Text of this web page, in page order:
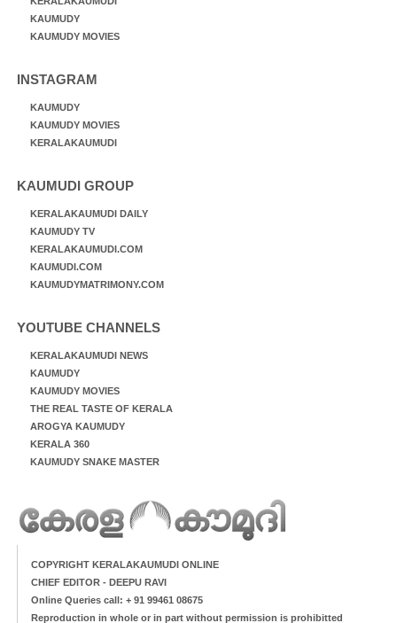
KAUMUDY
KAUMUDY MOVIES
INSTAGRAM
KAUMUDY
KAUMUDY MOVIES
KERALAKAUMUDI
KAUMUDI GROUP
KERALAKAUMUDI DAILY
KAUMUDY TV
KERALAKAUMUDI.COM
KAUMUDI.COM
KAUMUDYMATRIMONY.COM
YOUTUBE CHANNELS
KERALAKAUMUDI NEWS
KAUMUDY
KAUMUDY MOVIES
THE REAL TASTE OF KERALA
AROGYA KAUMUDY
KERALA 360
KAUMUDY SNAKE MASTER
COPYRIGHT KERALAKAUMUDI ONLINE
CHIEF EDITOR - DEEPU RAVI
Online Queries call: + 91 99461 08675
Reproduction in whole or in part without permission is prohibitted